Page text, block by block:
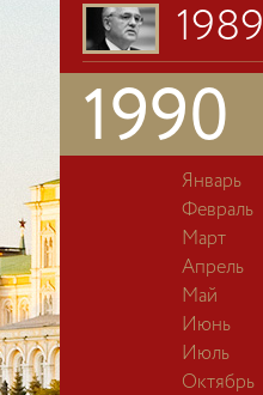
1989
1990
Январь
Февраль
Март
Апрель
Май
Июнь
Июль
Октябрь